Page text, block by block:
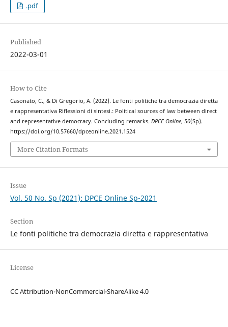
.pdf
Published
2022-03-01
How to Cite
Casonato, C., & Di Gregorio, A. (2022). Le fonti politiche tra democrazia diretta
e rappresentativa Riflessioni di sintesi.: Political sources of law between direct
and representative democracy. Concluding remarks. DPCE Online, 50(Sp).
https://doi.org/10.57660/dpceonline.2021.1524
More Citation Formats
Issue
Vol. 50 No. Sp (2021): DPCE Online Sp-2021
Section
Le fonti politiche tra democrazia diretta e rappresentativa
License
CC Attribution-NonCommercial-ShareAlike 4.0